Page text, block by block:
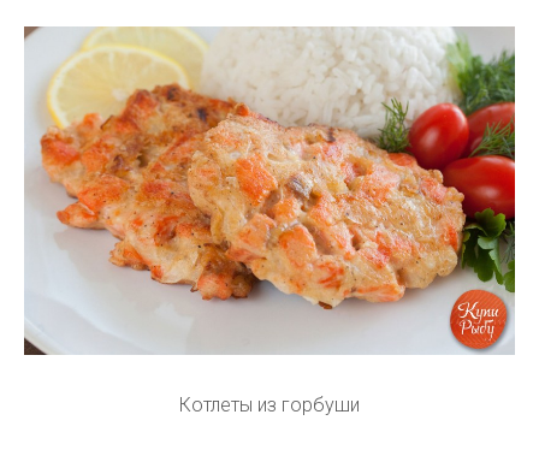
Котлеты из горбуши